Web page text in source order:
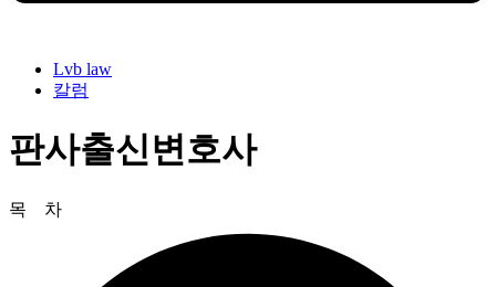
Lvb law
칼럼
판사출신변호사
목 차